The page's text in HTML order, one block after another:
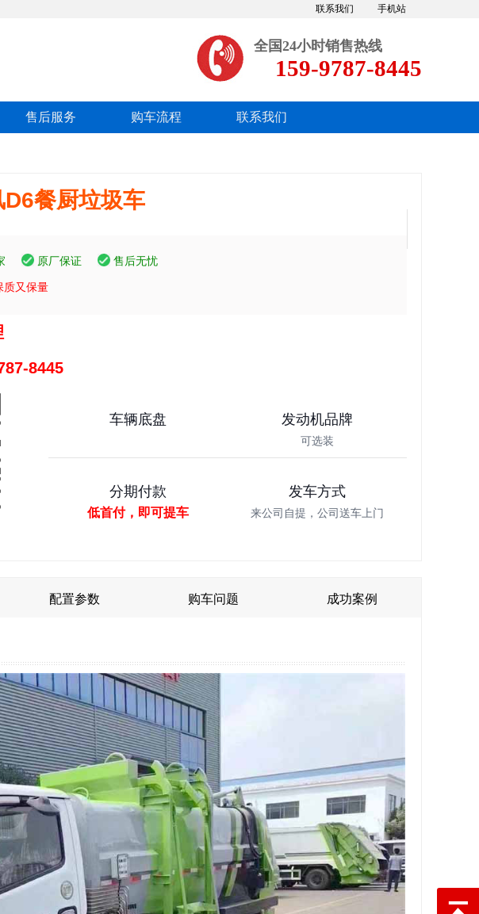
手机站
联系我们
全国24小时销售热线
159-9787-8445
售后服务 购车流程 联系我们
D6餐厨垃圾车
原厂保证 售后无忧
质又保量
8445
车辆底盘 发动机品牌
可选装
分期付款
低首付，即可提车
发车方式
来公司自提，公司送车上门
配置参数 购车问题 成功案例